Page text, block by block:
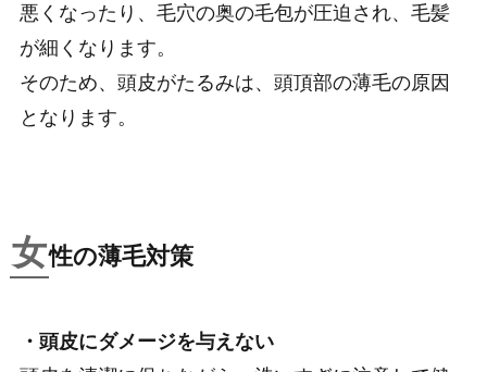
悪くなったり、毛穴の奥の毛包が圧迫され、毛髪
が細くなります。
そのため、頭皮がたるみは、頭頂部の薄毛の原因
となります。
女性の薄毛対策
・頭皮にダメージを与えない